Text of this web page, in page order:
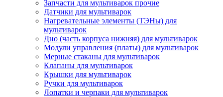
Запчасти для мультиварок прочие
Датчики для мультиварок
Нагревательные элементы (ТЭНы) для
мультиварок
Дно (часть корпуса нижняя) для мультиварок
Модули управления (платы) для мультиварок
Мерные стаканы для мультиварок
Клапаны для мультиварок
Крышки для мультиварок
Ручки для мультиварок
Лопатки и черпаки для мультиварок